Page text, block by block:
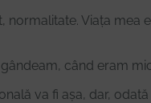
normalitate. Viața mea
când eram
va fi așa, dar,